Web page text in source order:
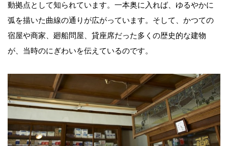
動拠点として知られています。一本奥に入れば、ゆるやかに
弧を描いた曲線の通りが広がっています。そして、かつての
宿屋や商家、廻船問屋、貸座席だった多くの歴史的な建物
が、当時のにぎわいを伝えているのです。